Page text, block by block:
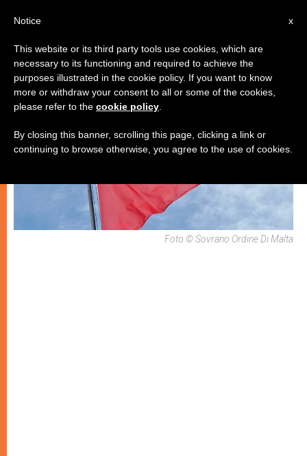
ECOLOGIA
Foto © Sovrano Ordine Di Malta
x
Notice
This website or its third party tools use cookies, which are
necessary to its functioning and required to achieve the
purposes illustrated in the cookie policy. If you want to know
more or withdraw your consent to all or some of the cookies,
please refer to the cookie policy
By closing this banner, scrolling this page, clicking a link or
continuing to browse otherwise, you agree to the use of cookies.